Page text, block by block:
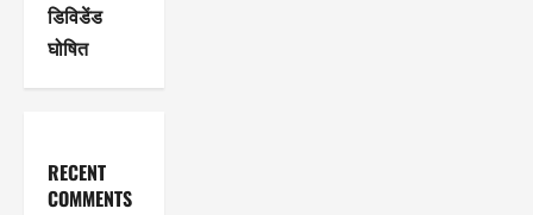
डिविडेंड
घोषित
RECENT
COMMENTS